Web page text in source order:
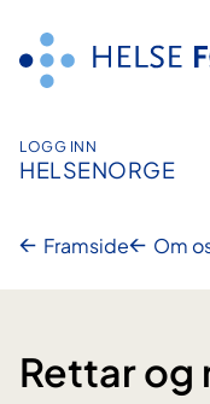
innhald
LOGG INN
HELSENORGE
Framside Om
Rettar